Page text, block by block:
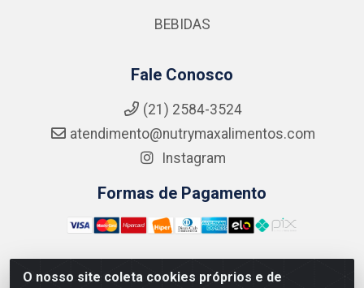
O nosso site coleta cookies próprios e de
BEBIDAS
Fale Conosco
(21) 2584-3524
atendimento@nutrymaxalimentos.com
Instagram
Formas de Pagamento